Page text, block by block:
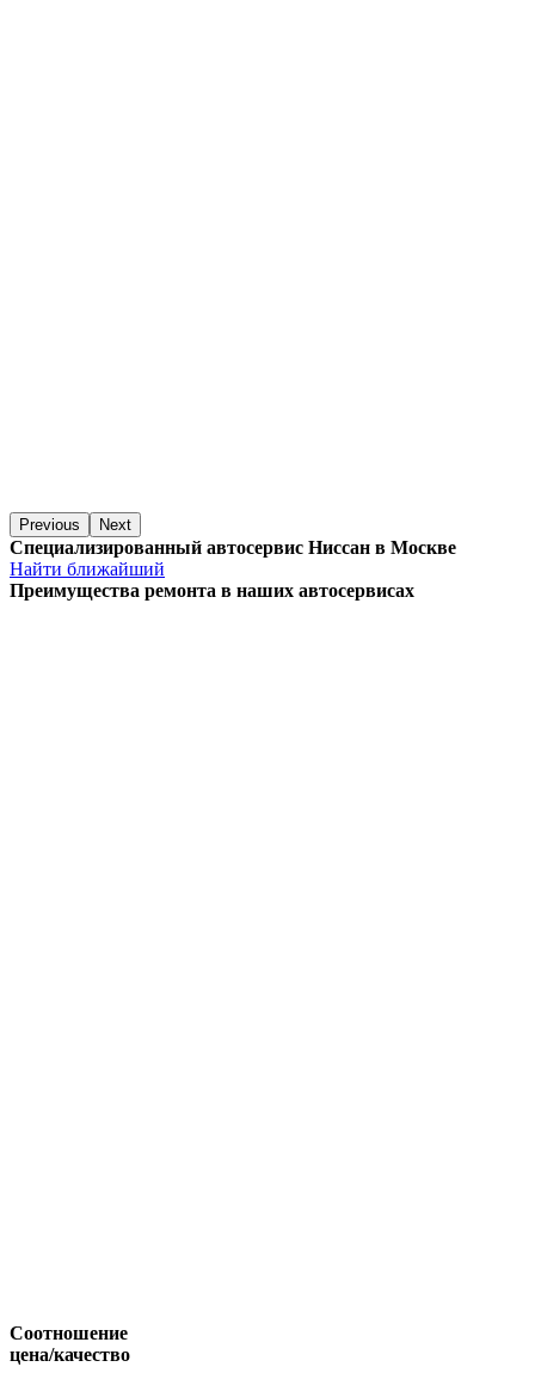
Previous Next
Специализированный автосервис Ниссан в Москве
Найти ближайший
Преимущества ремонта в наших автосервисах
Соотношение
цена/качество